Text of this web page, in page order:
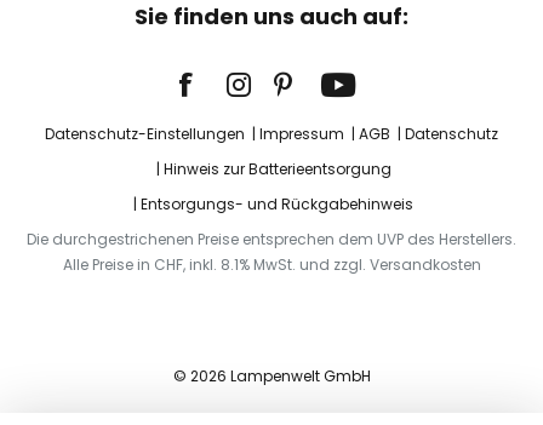
Sie finden uns auch auf:
Datenschutz-Einstellungen Impressum AGB
Datenschutz
Hinweis zur Batterieentsorgung
Entsorgungs- und Rückgabehinweis
Die durchgestrichenen Preise entsprechen dem UVP des Herstellers.
Alle Preise in CHF, inkl. 8.1% MwSt. und zzgl. Versandkosten
© 2026 Lampenwelt GmbH